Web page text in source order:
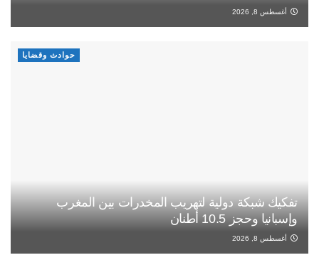
أغسطس 8, 2026
حوادث وقضايا
تفكيك شبكة دولية لتهريب المخدرات بين المغرب
وإسبانيا وحجز 10.5 أطنان
أغسطس 8, 2026